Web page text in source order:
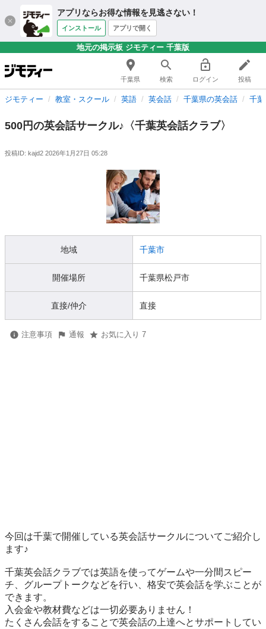
アプリならお得な情報を見逃さない！
インストール アプリで開く
地元の掲示板 ジモティー 千葉版
千葉県 検索 ログイン 投稿
ジモティー 教室・スクール 英語 英会話 千葉県の英会話 千
500円の英会話サークル♪〈千葉英会話クラブ〉
投稿ID: kajd2 2026年1月27日 05:28
地域 千葉市
開催場所 千葉県松戸市
直接/仲介 直接
注意事項 通報 お気に入り 7
今回は千葉で開催している英会話サークルについてご紹介し
ます♪
千葉英会話クラブでは英語を使ってゲームや一分間スピー
チ、グループトークなどを行い、格安で英会話を学ぶことが
できます。
入会金や教材費などは一切必要ありません！
たくさん会話をすることで英会話の上達へとサポートしてい